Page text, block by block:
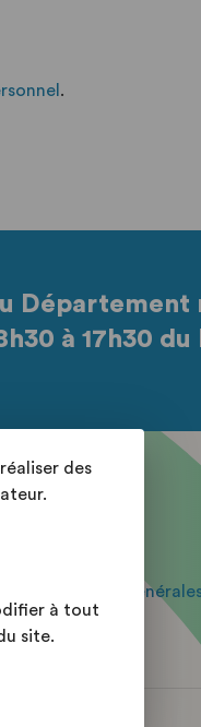
.
Département
à 17h30
Conditions
Aide
Plan du site
des
à tout
site.